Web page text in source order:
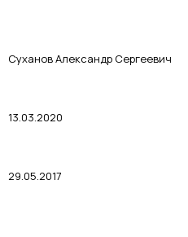
Суханов Александр Сергеевич
13.03.2020
29.05.2017